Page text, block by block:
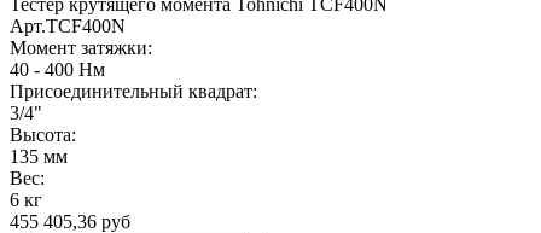
Арт.TCF400N
Момент затяжки:
40 - 400 Нм
Присоединительный квадрат:
3/4"
Высота:
135 мм
Вес:
6 кг
455 405,36 руб